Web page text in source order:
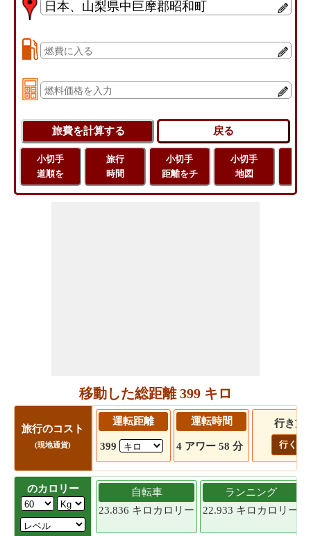
小切手
道順を
旅行
時間
小切手
距離をチ
小切手
地図
移動した総距離 399 キロ
旅行のコスト
(現地通貨)
運転距離
399
運転時間
4 アワー 58 分
行き方
行く!
のカロリー
自転車
23.836 キロカロリー
ランニング
22.933 キロカロリー